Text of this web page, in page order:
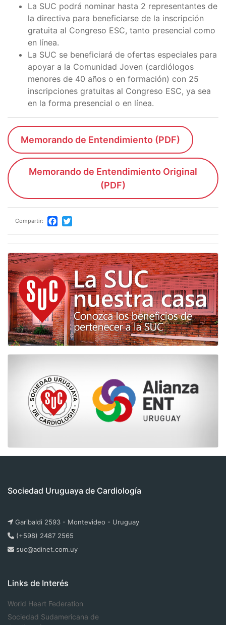
La SUC podrá nominar hasta 2 representantes de
la directiva para beneficiarse de la inscripción
gratuita al Congreso ESC, tanto presencial como
en línea.
La SUC se beneficiará de ofertas especiales para
apoyar a la Comunidad Joven (cardiólogos
menores de 40 años o en formación) con 25
inscripciones gratuitas al Congreso ESC, ya sea
en la forma presencial o en línea.
Memorando de Entendimiento (PDF)
Memorando de Entendimiento Original
(PDF)
Compartir: Facebook
Sociedad Uruguaya de Cardiología
Garibaldi 2593 - Montevideo - Uruguay
(+598) 2487 2565
suc@adinet.com.uy
Links de Interés
World Heart Federation
Sociedad Sudamericana de